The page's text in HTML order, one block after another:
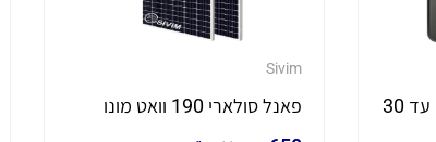
בקר טעינה MPPT בזרם עד 30
Sivim
פאנל סולארי 190 וואט מונו